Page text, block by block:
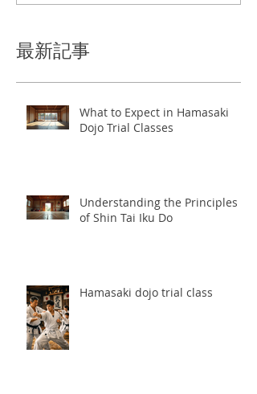
最新記事
What to Expect in Hamasaki
Dojo Trial Classes
Understanding the Principles
of Shin Tai Iku Do
Hamasaki dojo trial class